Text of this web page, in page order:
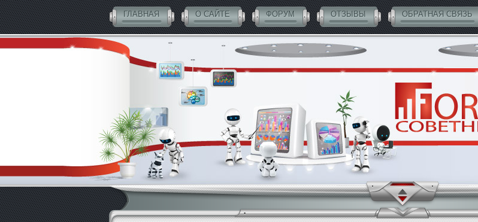
ГЛАВНАЯ О САЙТЕ ФОРУМ ОТЗЫВЫ ОБРАТНАЯ СВЯЗЬ
СОВЕТНИКИ БЕСПЛАТНО